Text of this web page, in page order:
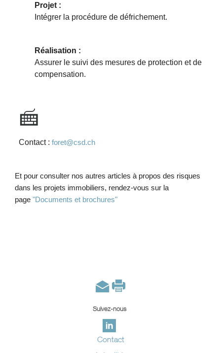
Projet :
Intégrer la procédure de défrichement.
Réalisation :
Assurer le suivi des mesures de protection et de
compensation.
Contact : foret@csd.ch
Et pour consulter nos autres articles à propos des risques
dans les projets immobiliers, rendez-vous sur la
page "Documents et brochures"
Suivez-nous
Contact